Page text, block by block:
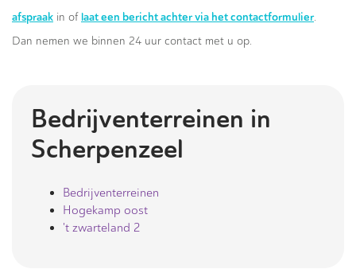
afspraak in of laat een bericht achter via het contactformulier.
Dan nemen we binnen 24 uur contact met u op.
Bedrijventerreinen in
Scherpenzeel
Bedrijventerreinen
Hogekamp oost
't zwarteland 2